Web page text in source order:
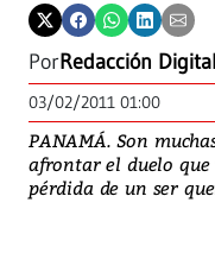
PorRedacción
03/02/2011 01:00
PANAMÁ. Son
afrontar el duelo
pérdida de un ser